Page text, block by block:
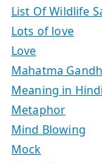
List Of Wildlife
Lots of love
Love
Mahatma
Meaning in Hindi
Metaphor
Mind Blowing
Mock